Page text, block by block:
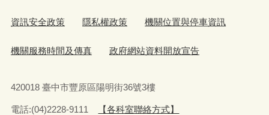
資訊安全政策 隱私權政策 機關位置與停車資訊
機關服務時間及傳真 政府網站資料開放宣告
420018 臺中市豐原區陽明街36號3樓
電話:(04)2228-9111 【各科室聯絡方式】